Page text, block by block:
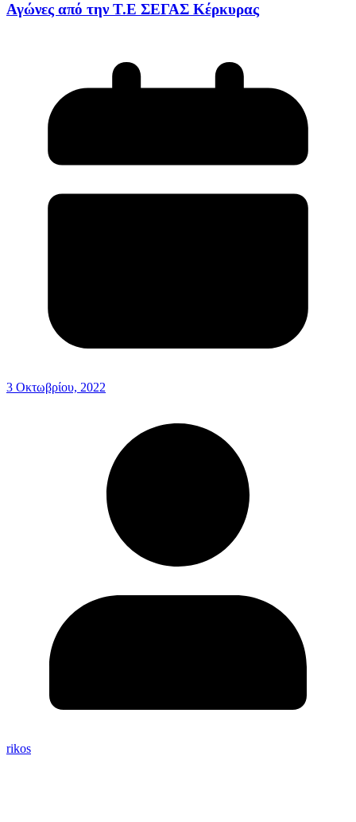
Αγώνες από την Τ.Ε ΣΕΓΑΣ Κέρκυρας
3 Οκτωβρίου, 2022
rikos